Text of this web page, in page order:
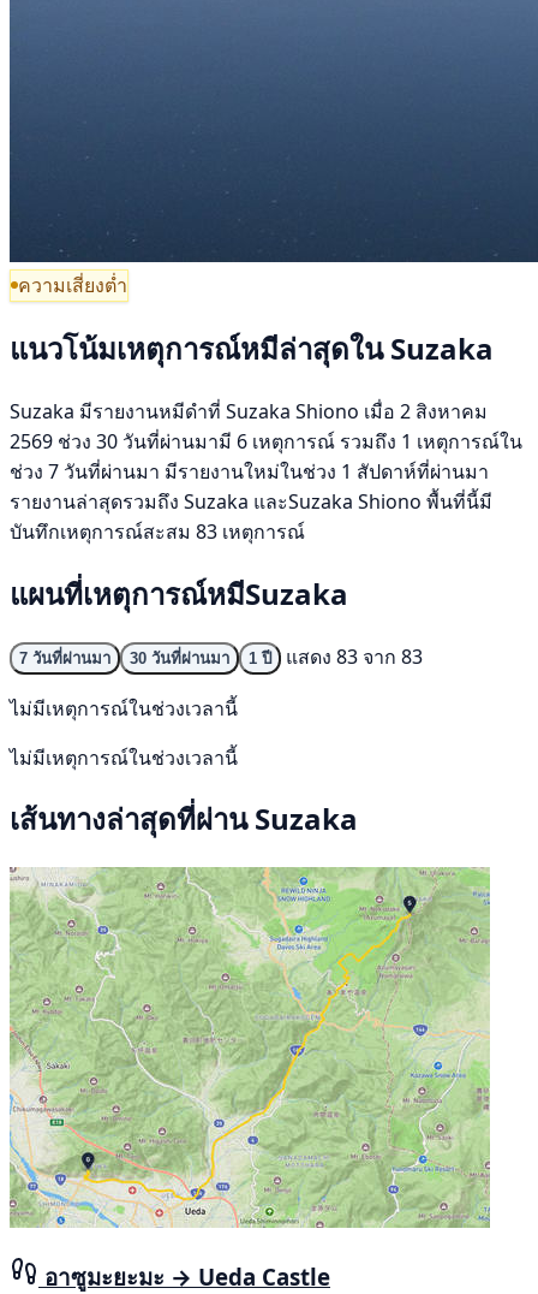
ความเสี่ยงต่ำ
แนวโน้มเหตุการณ์หมีล่าสุดใน Suzaka
Suzaka มีรายงานหมีดำที่ Suzaka Shiono เมื่อ 2 สิงหาคม
2569 ช่วง 30 วันที่ผ่านมามี 6 เหตุการณ์ รวมถึง 1 เหตุการณ์ใน
ช่วง 7 วันที่ผ่านมา มีรายงานใหม่ในช่วง 1 สัปดาห์ที่ผ่านมา
รายงานล่าสุดรวมถึง Suzaka และSuzaka Shiono พื้นที่นี้มี
บันทึกเหตุการณ์สะสม 83 เหตุการณ์
แผนที่เหตุการณ์หมีSuzaka
7 วันที่ผ่านมา 30 วันที่ผ่านมา 1 ปี
แสดง 83 จาก 83
ไม่มีเหตุการณ์ในช่วงเวลานี้
ไม่มีเหตุการณ์ในช่วงเวลานี้
เส้นทางล่าสุดที่ผ่าน Suzaka
อาซูมะยะมะ → Ueda Castle